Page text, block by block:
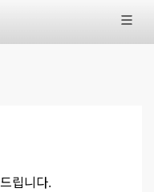
립니다.